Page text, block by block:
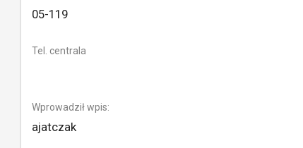
05-119
Tel. centrala
Wprowadził wpis:
ajatczak